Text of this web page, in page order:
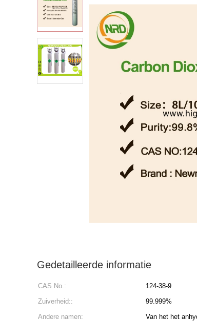
Gedetailleerde informatie
CAS No.: 124-38-9
Zuiverheid::
99.999%
Andere namen:
Van het het